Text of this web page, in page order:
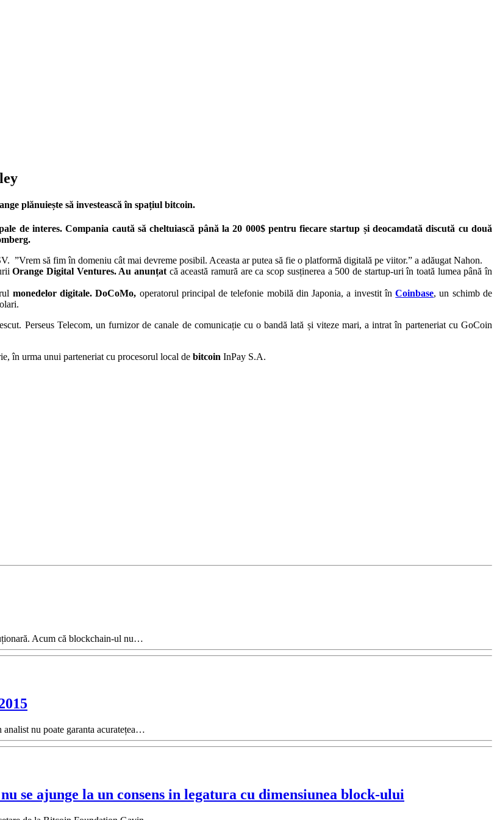
plănuiește să investească în spațiul bitcoin.
de interes. Compania caută să cheltuiască până la 20 000$ pentru fiecare startup și deocamdată discută cu două
”Vrem să fim în domeniu cât mai devreme posibil. Aceasta ar putea să fie o platformă digitală pe viitor.” a adăugat Nahon.
Orange Digital Ventures. Au anunțatcă această ramură are ca scop susținerea a 500 de startup-uri în toată lumea până în
monedelor digitale. DoCoMo, operatorul principal de telefonie mobilă din Japonia, a investit înCoinbase, un schimb de
Perseus Telecom, un furnizor de canale de comunicație cu o bandă lată și viteze mari, a intrat în parteneriat cu GoCoin
în urma unui parteneriat cu procesorul local de bitcoin InPay S.A.
Acum că blockchain-ul nu…
nu poate garanta acuratețea…
se ajunge la un consens in legatura cu dimensiunea block-ului